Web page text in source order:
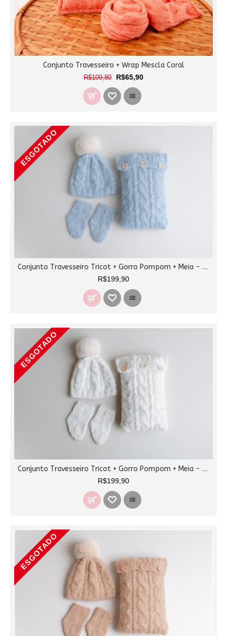
Conjunto Travesseiro + Wrap Mescla Coral
R$109,80 R$65,90
ESGOTADO
Conjunto Travesseiro Tricot + Gorro Pompom + Meia - Azul
R$199,90
ESGOTADO
Conjunto Travesseiro Tricot + Gorro Pompom + Meia - Branco Mescla
R$199,90
ESGOTADO